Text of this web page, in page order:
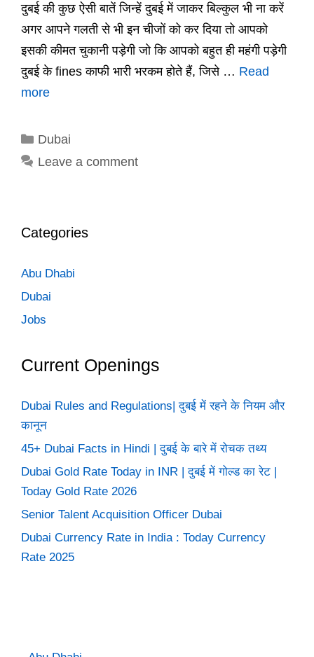
दुबई की कुछ ऐसी बातें जिन्हें दुबई में जाकर बिल्कुल भी ना करें
अगर आपने गलती से भी इन चीजों को कर दिया तो आपको
इसकी कीमत चुकानी पड़ेगी जो कि आपको बहुत ही महंगी पड़ेगी
दुबई के fines काफी भारी भरकम होते हैं, जिसे … Read
more
Categories
Dubai
Leave a comment
Categories
Abu Dhabi
Dubai
Jobs
Current Openings
Dubai Rules and Regulations| दुबई में रहने के नियम और
कानून
45+ Dubai Facts in Hindi | दुबई के बारे में रोचक तथ्य
Dubai Gold Rate Today in INR | दुबई में गोल्ड का रेट |
Today Gold Rate 2026
Senior Talent Acquisition Officer Dubai
Dubai Currency Rate in India : Today Currency
Rate 2025